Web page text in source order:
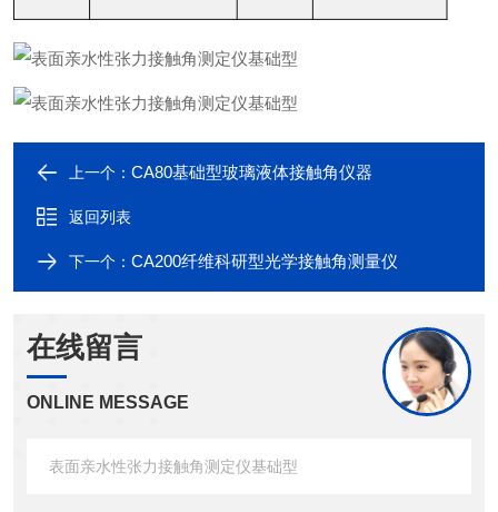
上一个： CA80基础型玻璃液体接触角仪器
返回列表
下一个： CA200纤维科研型光学接触角测量仪
在线留言
ONLINE MESSAGE